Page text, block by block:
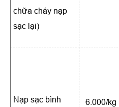
chữa cháy nạp
sạc lại)
Nạp sạc bình 6.000/kg